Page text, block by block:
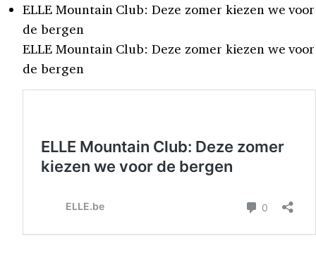
ELLE Mountain Club: Deze zomer kiezen we voor
de bergen
ELLE Mountain Club: Deze zomer kiezen we voor
de bergen